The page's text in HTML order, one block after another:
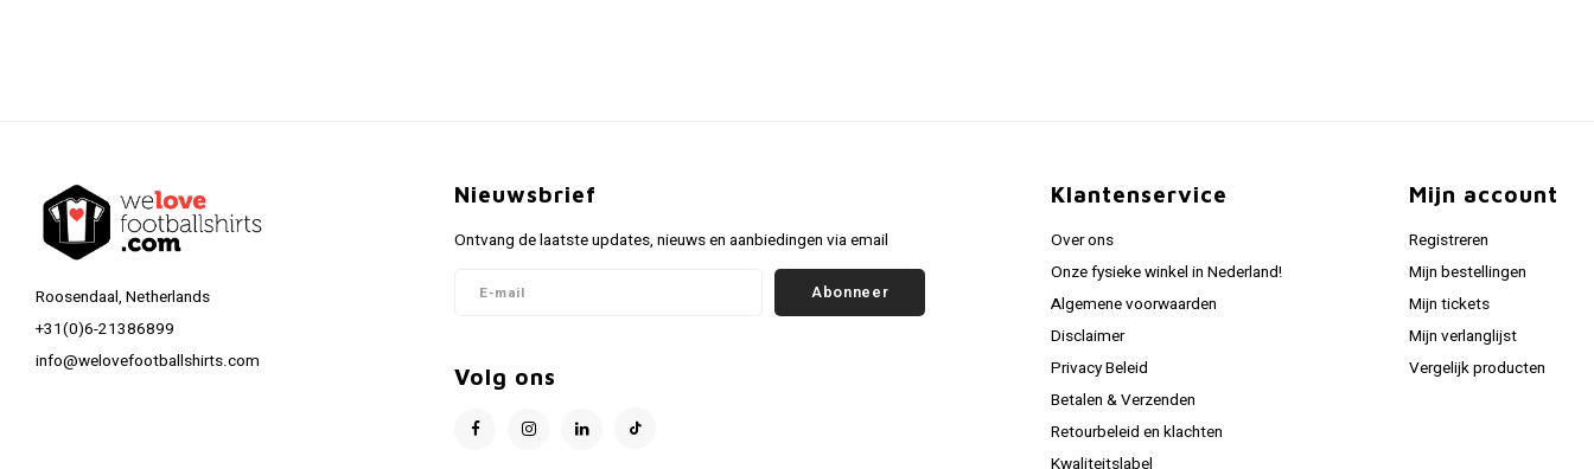
Roosendaal, Netherlands
+31(0)6-21386899
info@welovefootballshirts.com
Nieuwsbrief
Ontvang de laatste updates, nieuws en aanbiedingen via email
Abonneer
Volg ons
Klantenservice
Over ons
Onze fysieke winkel in Nederland!
Algemene voorwaarden
Disclaimer
Privacy Beleid
Betalen & Verzenden
Retourbeleid en klachten
Kwaliteitslabel
Mijn account
Registreren
Mijn bestellingen
Mijn tickets
Mijn verlanglijst
Vergelijk producten